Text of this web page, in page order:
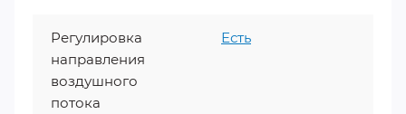
Регулировка
направления
воздушного
потока
Есть